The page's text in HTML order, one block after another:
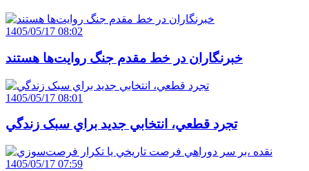
1405/05/17 08:02
خبرنگاران در خط مقدم جنگ روايت‌ها هستند
1405/05/17 08:01
تجرد قطعي، انتخابي جديد براي سبک زندگي
1405/05/17 07:59